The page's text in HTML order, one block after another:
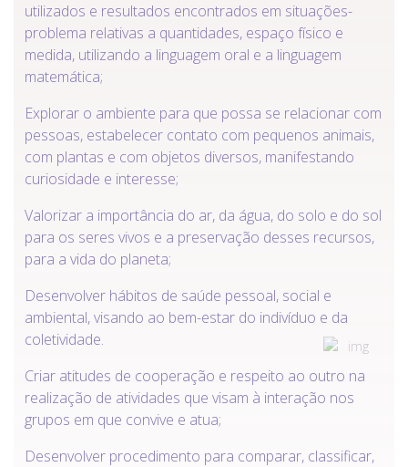
utilizados e resultados encontrados em situações-
problema relativas a quantidades, espaço físico e
medida, utilizando a linguagem oral e a linguagem
matemática;
Explorar o ambiente para que possa se relacionar com
pessoas, estabelecer contato com pequenos animais,
com plantas e com objetos diversos, manifestando
curiosidade e interesse;
Valorizar a importância do ar, da água, do solo e do sol
para os seres vivos e a preservação desses recursos,
para a vida do planeta;
Desenvolver hábitos de saúde pessoal, social e
ambiental, visando ao bem-estar do indivíduo e da
coletividade.
Criar atitudes de cooperação e respeito ao outro na
realização de atividades que visam à interação nos
grupos em que convive e atua;
Desenvolver procedimento para comparar, classificar,